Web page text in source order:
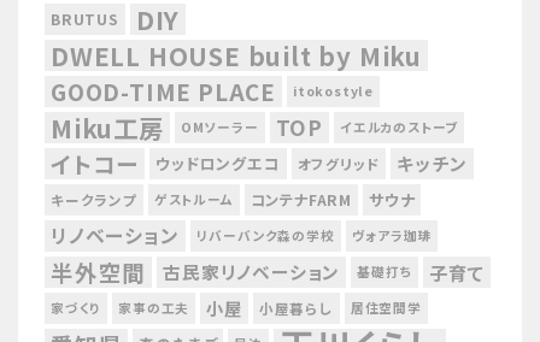
BRUTUS
DIY
DWELL HOUSE built by Miku
GOOD-TIME PLACE itokostyle
Miku工房 OMソーラー TOP イエルカのストーブ
イトコー ウッドロングエコ オフグリッド キッチン
キークランプ ゲストルーム コンテナFARM サウナ
リノベーション リバーバンク森の学校 ヴォアラ珈琲
半外空間 古民家リノベーション 基礎打ち 子育て
家づくり 家事の工夫 小屋 小屋暮らし 居住空間学